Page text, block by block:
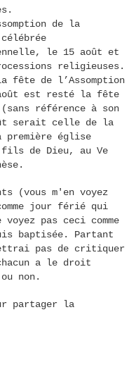
de la
le 15 août et
religieuses.
fête de l’Assomption
est resté la fête
référence à son
serait celle de la
première église
fils de Dieu, au Ve
(vous m'en voyez
jour férié qui
pas ceci comme
baptisée. Partant
pas de critiquer
a le droit
non.
partager la